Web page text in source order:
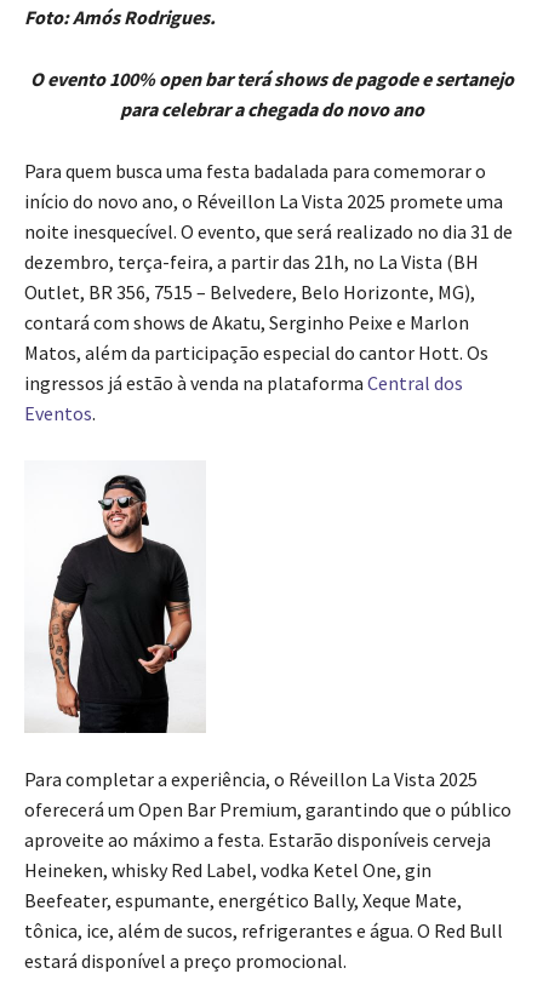
Foto: Amós Rodrigues.
O evento 100% open bar terá shows de pagode e sertanejo
para celebrar a chegada do novo ano
Para quem busca uma festa badalada para comemorar o
início do novo ano, o Réveillon La Vista 2025 promete uma
noite inesquecível. O evento, que será realizado no dia 31 de
dezembro, terça-feira, a partir das 21h, no La Vista (BH
Outlet, BR 356, 7515 – Belvedere, Belo Horizonte, MG),
contará com shows de Akatu, Serginho Peixe e Marlon
Matos, além da participação especial do cantor Hott. Os
ingressos já estão à venda na plataforma Central dos
Eventos.
Para completar a experiência, o Réveillon La Vista 2025
oferecerá um Open Bar Premium, garantindo que o público
aproveite ao máximo a festa. Estarão disponíveis cerveja
Heineken, whisky Red Label, vodka Ketel One, gin
Beefeater, espumante, energético Bally, Xeque Mate,
tônica, ice, além de sucos, refrigerantes e água. O Red Bull
estará disponível a preço promocional.